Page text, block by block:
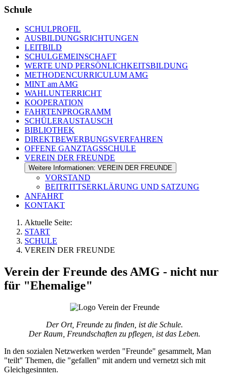
Schule
SCHULPROFIL
AUSBILDUNGSRICHTUNGEN
LEITBILD
SCHULGEMEINSCHAFT
WERTE UND PERSÖNLICHKEITSBILDUNG
METHODENCURRICULUM AMG
MINT am AMG
WAHLUNTERRICHT
KOOPERATION
FAHRTENPROGRAMM
SCHÜLERAUSTAUSCH
BIBLIOTHEK
DIREKTBEWERBUNGSVERFAHREN
OFFENE GANZTAGSSCHULE
VEREIN DER FREUNDE
Weitere Informationen: VEREIN DER FREUNDE
VORSTAND
BEITRITTSERKLÄRUNG UND SATZUNG
ANFAHRT
KONTAKT
Aktuelle Seite:
START
SCHULE
VEREIN DER FREUNDE
Verein der Freunde des AMG - nicht nur
für "Ehemalige"
Der Ort, Freunde zu finden, ist die Schule.
Der Raum, Freundschaften zu pflegen, ist das Leben.
In den sozialen Netzwerken werden "Freunde" gesammelt, Man
"teilt" Themen, die "gefallen" mit andern und vernetzt sich mit
Gleichgesinnten.